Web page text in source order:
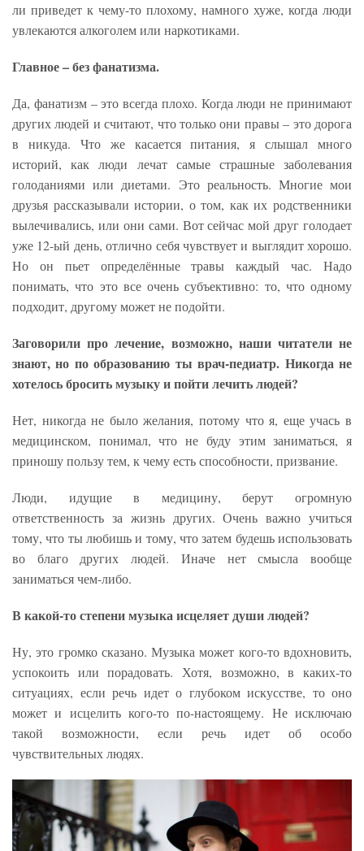
ли приведет к чему-то плохому, намного хуже, когда люди
увлекаются алкоголем или наркотиками.
Главное – без фанатизма.
Да, фанатизм – это всегда плохо. Когда люди не принимают
других людей и считают, что только они правы – это дорога
в никуда. Что же касается питания, я слышал много
историй, как люди лечат самые страшные заболевания
голоданиями или диетами. Это реальность. Многие мои
друзья рассказывали истории, о том, как их родственники
вылечивались, или они сами. Вот сейчас мой друг голодает
уже 12-ый день, отлично себя чувствует и выглядит хорошо.
Но он пьет определённые травы каждый час. Надо
понимать, что это все очень субъективно: то, что одному
подходит, другому может не подойти.
Заговорили про лечение, возможно, наши читатели не
знают, но по образованию ты врач-педиатр. Никогда не
хотелось бросить музыку и пойти лечить людей?
Нет, никогда не было желания, потому что я, еще учась в
медицинском, понимал, что не буду этим заниматься, я
приношу пользу тем, к чему есть способности, призвание.
Люди, идущие в медицину, берут огромную
ответственность за жизнь других. Очень важно учиться
тому, что ты любишь и тому, что затем будешь использовать
во благо других людей. Иначе нет смысла вообще
заниматься чем-либо.
В какой-то степени музыка исцеляет души людей?
Ну, это громко сказано. Музыка может кого-то вдохновить,
успокоить или порадовать. Хотя, возможно, в каких-то
ситуациях, если речь идет о глубоком искусстве, то оно
может и исцелить кого-то по-настоящему. Не исключаю
такой возможности, если речь идет об особо
чувствительных людях.